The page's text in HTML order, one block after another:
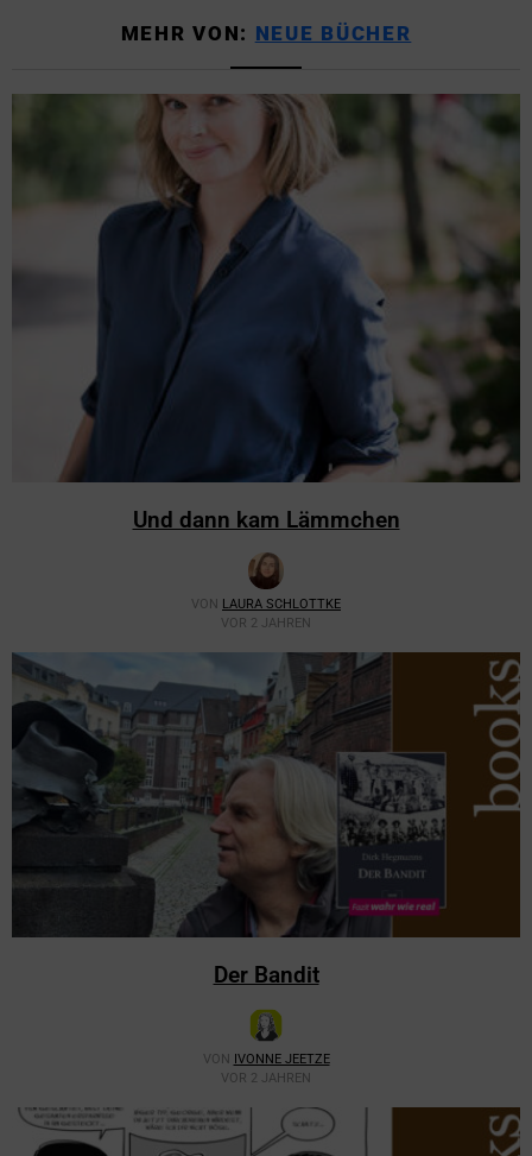
MEHR VON: NEUE BÜCHER
Und dann kam Lämmchen
VON LAURA SCHLOTTKE
VOR 2 JAHREN
Der Bandit
VON
IVONNE JEETZE
VOR 2 JAHREN